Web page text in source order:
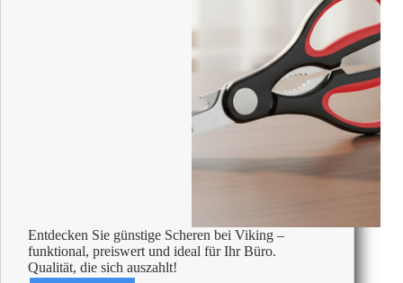
Entdecken Sie günstige Scheren bei Viking –
funktional, preiswert und ideal für Ihr Büro.
Qualität, die sich auszahlt!